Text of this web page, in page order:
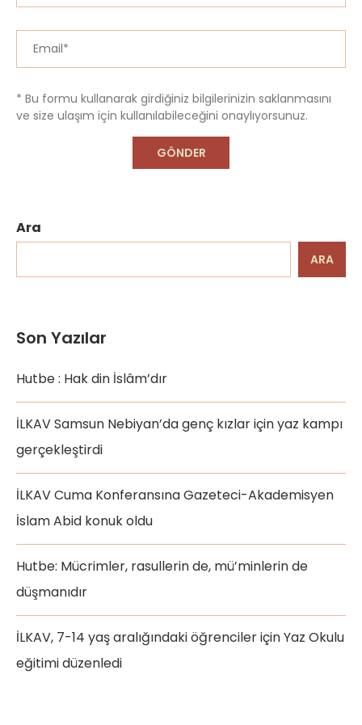
* Bu formu kullanarak girdiğiniz bilgilerinizin saklanmasını
ve size ulaşım için kullanılabileceğini onaylıyorsunuz.
Ara
ARA
Son Yazılar
Hutbe : Hak din İslâm’dır
İLKAV Samsun Nebiyan’da genç kızlar için yaz kampı
gerçekleştirdi
İLKAV Cuma Konferansına Gazeteci-Akademisyen
İslam Abid konuk oldu
Hutbe: Mücrimler, rasullerin de, mü’minlerin de
düşmanıdır
İLKAV, 7-14 yaş aralığındaki öğrenciler için Yaz Okulu
eğitimi düzenledi